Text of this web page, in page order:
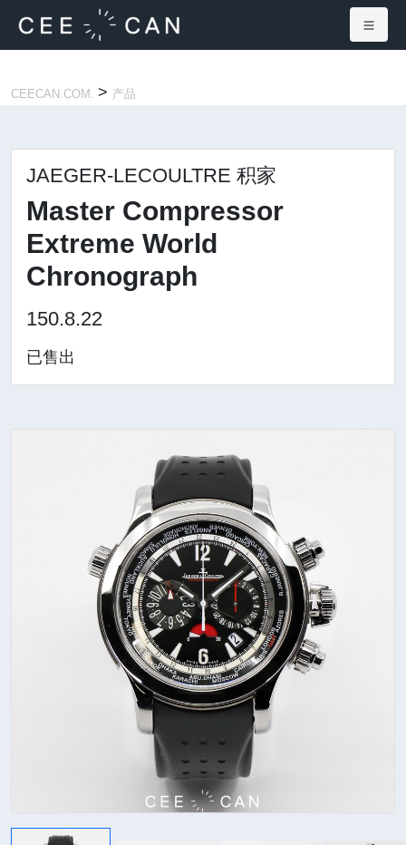
CEECAN.COM. > 产品
JAEGER-LECOULTRE 积家
Master Compressor
Extreme World
Chronograph
150.8.22
已售出
×